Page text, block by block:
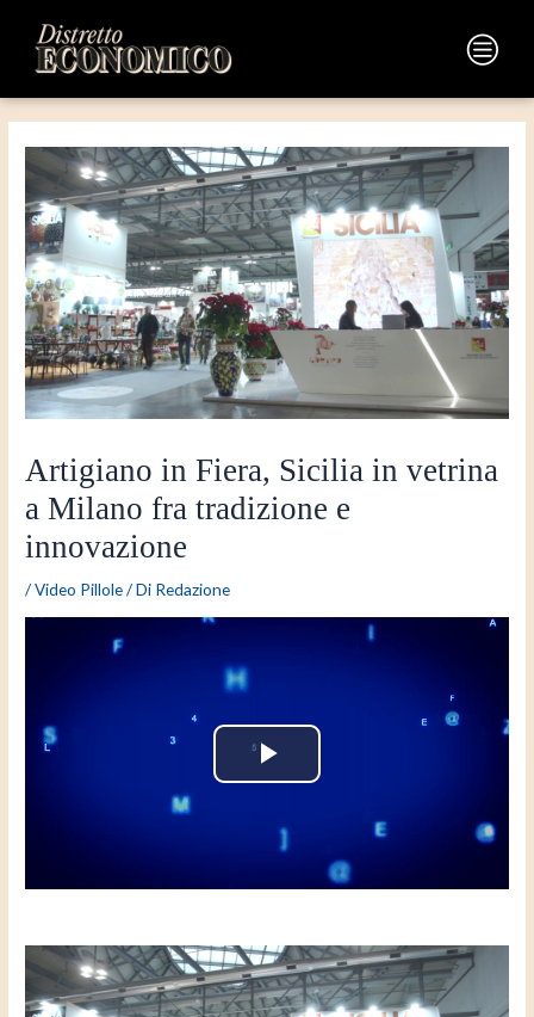
contenuto
Main
Menu
Artigiano in Fiera, Sicilia in vetrina
a Milano fra tradizione e
innovazione
/Video Pillole/ Di Redazione
P
a
y
V
articoli